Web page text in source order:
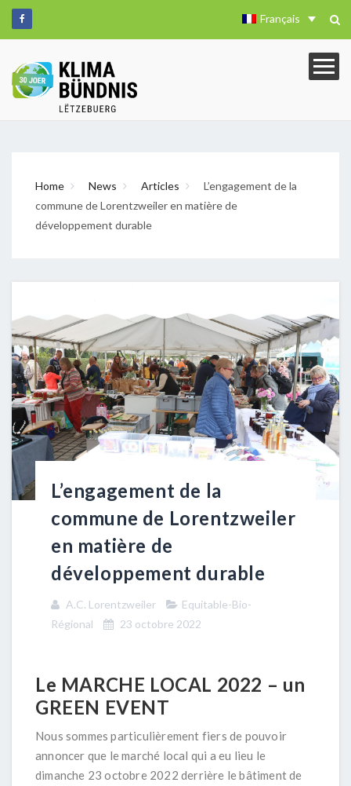
Français
Home News Articles
L’engagement de la
commune de Lorentzweiler en matière de
développement durable
L’engagement de la
commune de Lorentzweiler
en matière de
développement durable
A.C. Lorentzweiler
Equitable-Bio-
Régional
23 octobre 2022
Le MARCHE LOCAL 2022 – un
GREEN EVENT
Nous sommes particulièrement fiers de pouvoir
annoncer que le marché local qui a eu lieu le
dimanche 23 octobre 2022 derrière le bâtiment de